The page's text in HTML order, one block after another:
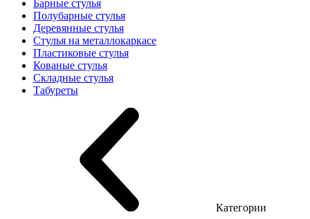
Барные стулья
Полубарные стулья
Деревянные стулья
Стулья на металлокаркасе
Пластиковые стулья
Кованые стулья
Складные стулья
Табуреты
Категории